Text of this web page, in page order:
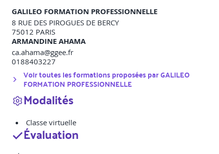
GALILEO FORMATION PROFESSIONNELLE
8 RUE DES PIROGUES DE BERCY
75012 PARIS
ARMANDINE AHAMA
ca.ahama@ggee.fr
0188403227
Voir toutes les formations proposées parGALILEO
FORMATION PROFESSIONNELLE
Modalités
Classe virtuelle
Évaluation